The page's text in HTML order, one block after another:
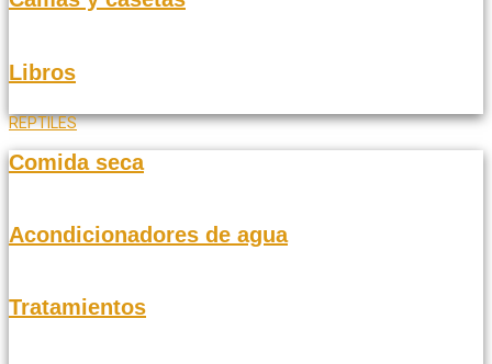
Libros
REPTILES
Comida seca
Acondicionadores de agua
Tratamientos